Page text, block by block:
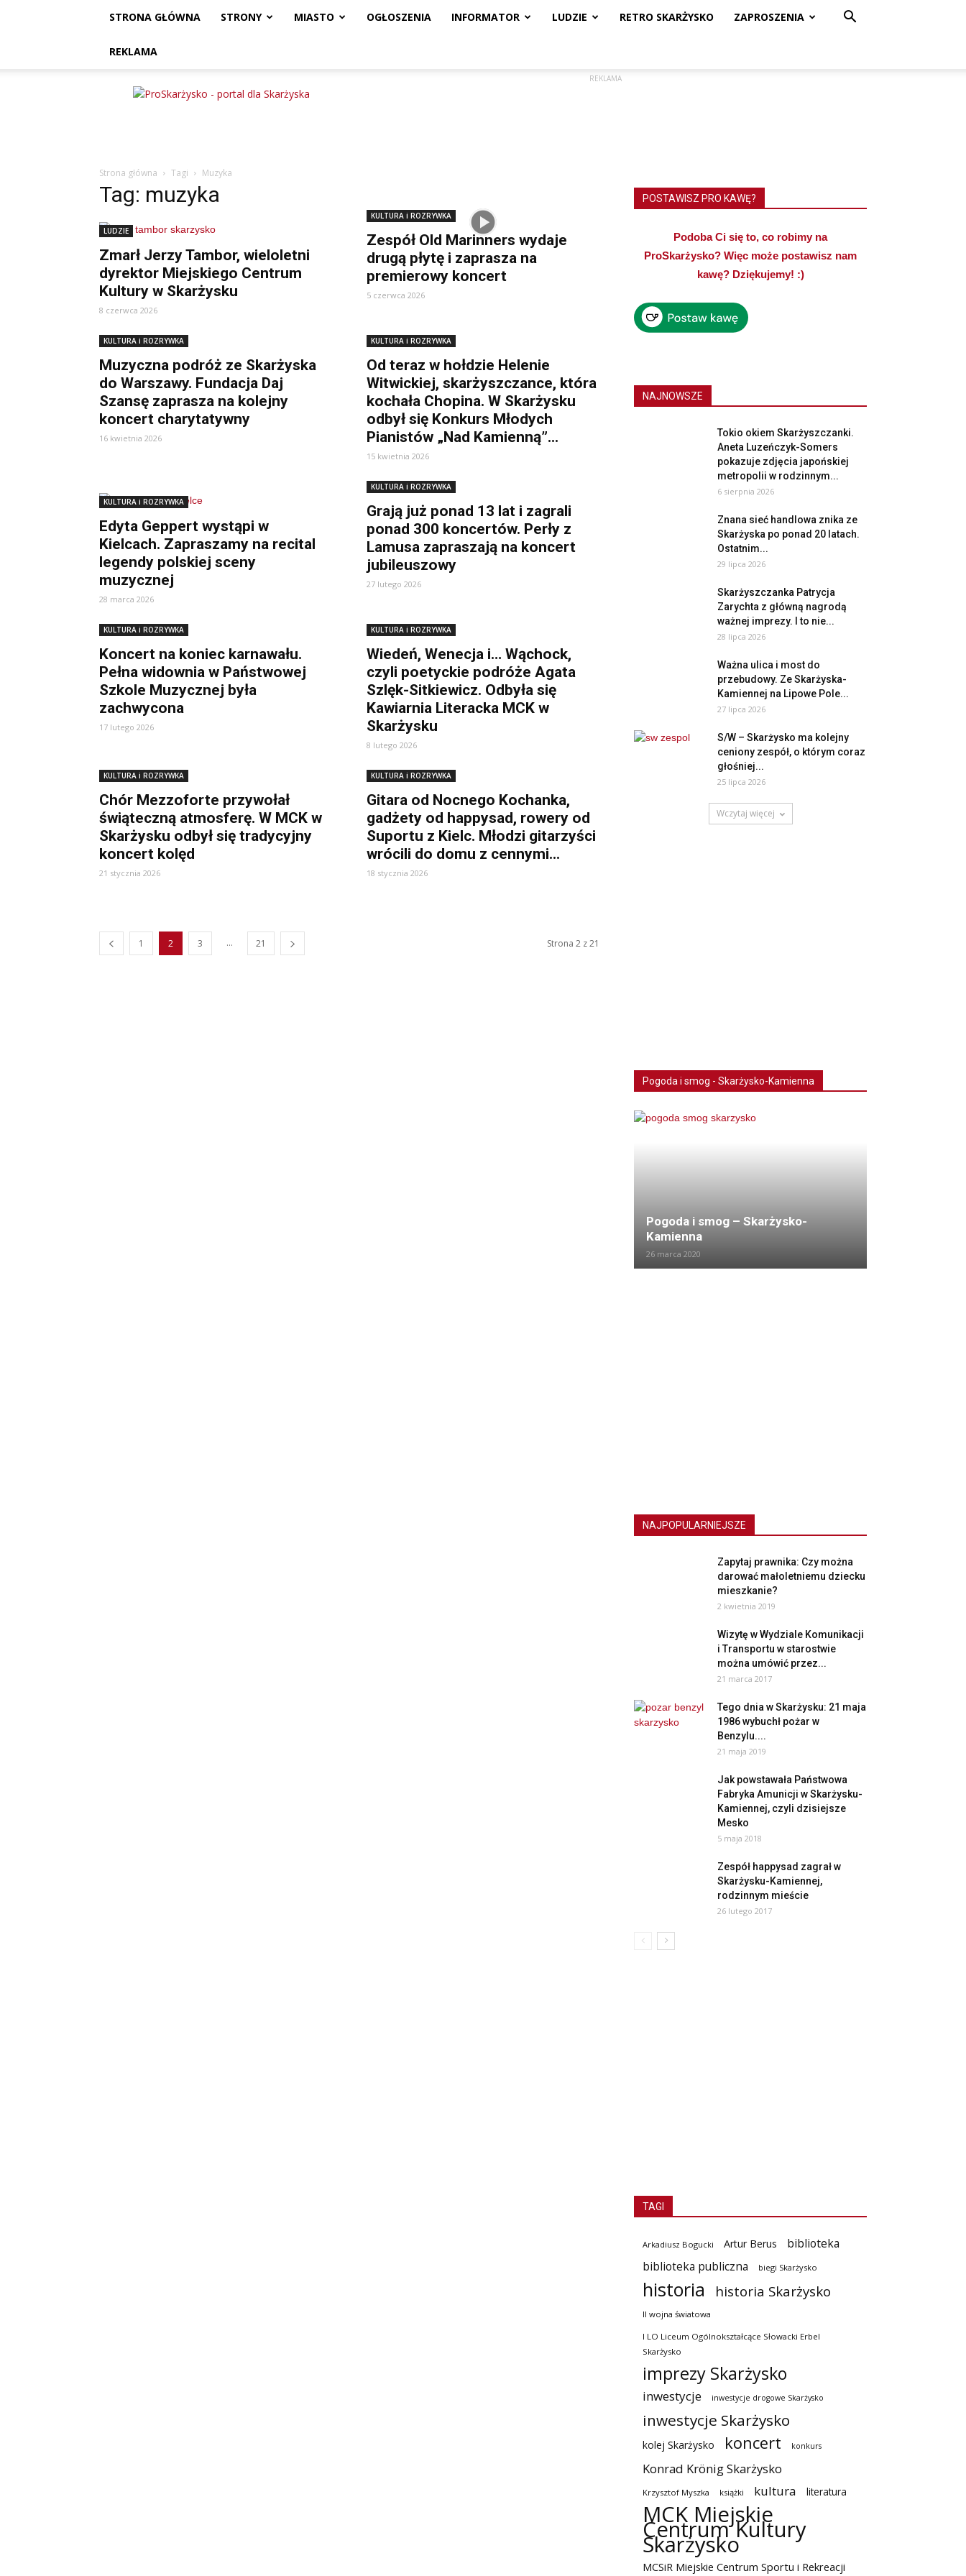
STRONA GŁÓWNA STRONY MIASTO OGŁOSZENIA INFORMATOR LUDZIE RETRO SKARŻYSKO ZAPROSZENIA
REKLAMA
ProSkarżysko
REKLAMA
Strona główna Tagi Muzyka
Tag: muzyka
LUDZIE
Zmarł Jerzy Tambor, wieloletni
dyrektor Miejskiego Centrum
Kultury w Skarżysku
8 czerwca 2026
KULTURA i ROZRYWKA
Zespół Old Marinners wydaje
drugą płytę i zaprasza na
premierowy koncert
5 czerwca 2026
KULTURA i ROZRYWKA
Muzyczna podróż ze Skarżyska
do Warszawy. Fundacja Daj
Szansę zaprasza na kolejny
koncert charytatywny
16 kwietnia 2026
KULTURA i ROZRYWKA
Od teraz w hołdzie Helenie
Witwickiej, skarżyszczance, która
kochała Chopina. W Skarżysku
odbył się Konkurs Młodych
Pianistów „Nad Kamienną”...
15 kwietnia 2026
KULTURA i ROZRYWKA
Edyta Geppert wystąpi w
Kielcach. Zapraszamy na recital
legendy polskiej sceny
muzycznej
28 marca 2026
KULTURA i ROZRYWKA
Grają już ponad 13 lat i zagrali
ponad 300 koncertów. Perły z
Lamusa zapraszają na koncert
jubileuszowy
27 lutego 2026
KULTURA i ROZRYWKA
Koncert na koniec karnawału.
Pełna widownia w Państwowej
Szkole Muzycznej była
zachwycona
17 lutego 2026
KULTURA i ROZRYWKA
Wiedeń, Wenecja i… Wąchock,
czyli poetyckie podróże Agata
Szlęk-Sitkiewicz. Odbyła się
Kawiarnia Literacka MCK w
Skarżysku
8 lutego 2026
KULTURA i ROZRYWKA
Chór Mezzoforte przywołał
świąteczną atmosferę. W MCK w
Skarżysku odbył się tradycyjny
koncert kolęd
21 stycznia 2026
KULTURA i ROZRYWKA
Gitara od Nocnego Kochanka,
gadżety od happysad, rowery od
Suportu z Kielc. Młodzi gitarzyści
wrócili do domu z cennymi...
18 stycznia 2026
1 2 3 ... 21 Strona 2 z 21
POSTAWISZ PRO KAWĘ?
Podoba Ci się to, co robimy na
ProSkarżysko? Więc może postawisz nam
kawę? Dziękujemy! :)
NAJNOWSZE
Tokio okiem Skarżyszczanki.
Aneta Luzeńczyk-Somers
pokazuje zdjęcia japońskiej
metropolii w rodzinnym...
6 sierpnia 2026
Znana sieć handlowa znika ze
Skarżyska po ponad 20 latach.
Ostatnim...
29 lipca 2026
Skarżyszczanka Patrycja
Zarychta z główną nagrodą
ważnej imprezy. I to nie...
28 lipca 2026
Ważna ulica i most do
przebudowy. Ze Skarżyska-
Kamiennej na Lipowe Pole...
27 lipca 2026
S/W – Skarżysko ma kolejny
ceniony zespół, o którym coraz
głośniej...
25 lipca 2026
Wczytaj więcej
Pogoda i smog - Skarżysko-Kamienna
Pogoda i smog – Skarżysko-
Kamienna
26 marca 2020
NAJPOPULARNIEJSZE
Zapytaj prawnika: Czy można
darować małoletniemu dziecku
mieszkanie?
2 kwietnia 2019
Wizytę w Wydziale Komunikacji
i Transportu w starostwie
można umówić przez...
21 marca 2017
Tego dnia w Skarżysku: 21 maja
1986 wybuchł pożar w
Benzylu....
21 maja 2019
Jak powstawała Państwowa
Fabryka Amunicji w Skarżysku-
Kamiennej, czyli dzisiejsze
Mesko
5 maja 2018
Zespół happysad zagrał w
Skarżysku-Kamiennej,
rodzinnym mieście
26 lutego 2017
TAGI
Arkadiusz Bogucki Artur Berus
biblioteka
biblioteka publiczna
biegi Skarżysko
historia historia Skarżysko
II wojna światowa
I LO Liceum Ogólnokształcące Słowacki Erbel
Skarżysko
imprezy Skarżysko
inwestycje inwestycje drogowe Skarżysko
inwestycje Skarżysko
kolej Skarżysko koncert konkurs
Konrad Krönig Skarżysko
Krzysztof Myszka książki kultura literatura
MCK Miejskie
Centrum Kultury
Skarżysko
MCSiR Miejskie Centrum Sportu i Rekreacji